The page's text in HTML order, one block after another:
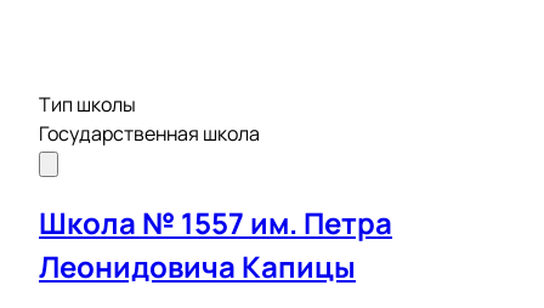
Тип школы
Государственная школа
Школа № 1557 им. Петра
Леонидовича Капицы